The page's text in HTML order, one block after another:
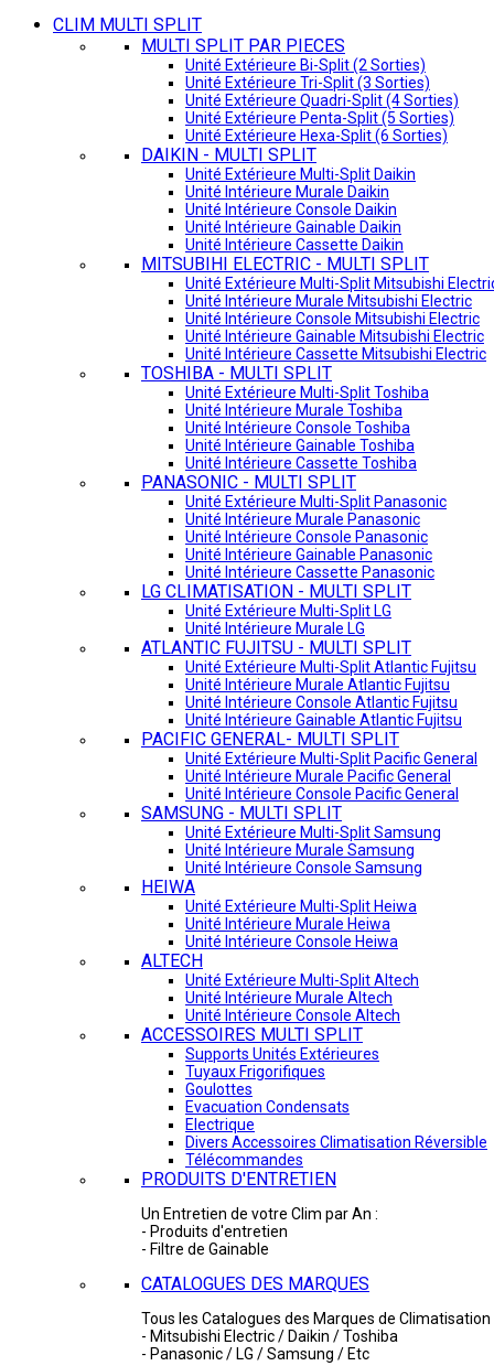
CLIM MULTI SPLIT
MULTI SPLIT PAR PIECES
Unité Extérieure Bi-Split (2 Sorties)
Unité Extérieure Tri-Split (3 Sorties)
Unité Extérieure Quadri-Split (4 Sorties)
Unité Extérieure Penta-Split (5 Sorties)
Unité Extérieure Hexa-Split (6 Sorties)
DAIKIN - MULTI SPLIT
Unité Extérieure Multi-Split Daikin
Unité Intérieure Murale Daikin
Unité Intérieure Console Daikin
Unité Intérieure Gainable Daikin
Unité Intérieure Cassette Daikin
MITSUBIHI ELECTRIC - MULTI SPLIT
Unité Extérieure Multi-Split Mitsubishi
Unité Intérieure Murale Mitsubishi Electric
Unité Intérieure Console Mitsubishi Electric
Unité Intérieure Gainable Mitsubishi Electric
Unité Intérieure Cassette Mitsubishi Electric
TOSHIBA - MULTI SPLIT
Unité Extérieure Multi-Split Toshiba
Unité Intérieure Murale Toshiba
Unité Intérieure Console Toshiba
Unité Intérieure Gainable Toshiba
Unité Intérieure Cassette Toshiba
PANASONIC - MULTI SPLIT
Unité Extérieure Multi-Split Panasonic
Unité Intérieure Murale Panasonic
Unité Intérieure Console Panasonic
Unité Intérieure Gainable Panasonic
Unité Intérieure Cassette Panasonic
LG CLIMATISATION - MULTI SPLIT
Unité Extérieure Multi-Split LG
Unité Intérieure Murale LG
ATLANTIC FUJITSU - MULTI SPLIT
Unité Extérieure Multi-Split Atlantic Fujitsu
Unité Intérieure Murale Atlantic Fujitsu
Unité Intérieure Console Atlantic Fujitsu
Unité Intérieure Gainable Atlantic Fujitsu
PACIFIC GENERAL- MULTI SPLIT
Unité Extérieure Multi-Split Pacific General
Unité Intérieure Murale Pacific General
Unité Intérieure Console Pacific General
SAMSUNG - MULTI SPLIT
Unité Extérieure Multi-Split Samsung
Unité Intérieure Murale Samsung
Unité Intérieure Console Samsung
HEIWA
Unité Extérieure Multi-Split Heiwa
Unité Intérieure Murale Heiwa
Unité Intérieure Console Heiwa
ALTECH
Unité Extérieure Multi-Split Altech
Unité Intérieure Murale Altech
Unité Intérieure Console Altech
ACCESSOIRES MULTI SPLIT
Supports Unités Extérieures
Tuyaux Frigorifiques
Goulottes
Evacuation Condensats
Electrique
Divers Accessoires Climatisation Réversible
Télécommandes
PRODUITS D'ENTRETIEN
Un Entretien de votre Clim par An :
- Produits d'entretien
- Filtre de Gainable
CATALOGUES DES MARQUES
Tous les Catalogues des Marques de Climatisation
- Mitsubishi Electric / Daikin / Toshiba
- Panasonic / LG / Samsung / Etc